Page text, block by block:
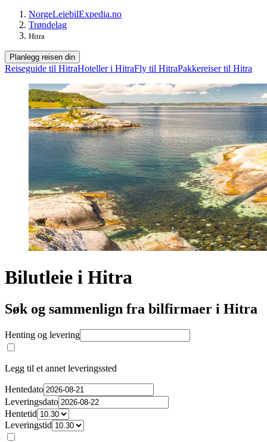
NorgeLeiebilExpedia.no
Trøndelag
Hitra
Planlegg reisen din
Reiseguide til HitraHoteller i HitraFly til HitraPakkereiser til Hitra
Bilutleie i Hitra
Søk og sammenlign fra bilfirmaer i Hitra
Henting og levering
Legg til et annet leveringssted
Hentedato
Leveringsdato
Hentetid
Leveringstid